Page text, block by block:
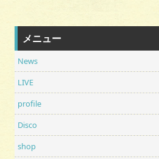
メニュー
News
LIVE
profile
Disco
shop